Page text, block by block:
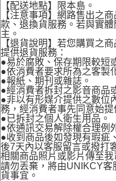
【配送地點】限本島。
【注意事項】網路售出之
款、退換貨服務。若與實
主。
【退貨說明】若您購買之
提供退貨服務：
●易於腐敗、保存期限較短
●依消費者要求所為之客製
●報紙、期刊或雜誌。
●經消費者拆封之影音商品
●非以有形媒介提供之數位
務，經消費者事先同意始提
●已拆封之個人衛生用品。
●依通訊交易解除權合理例
●收到商品後如發現有瑕疵
後7天內以客服留言或撥打
相關商品照片或影片傳至我
請勿丟棄，將由UNIKCY
貨事宜。